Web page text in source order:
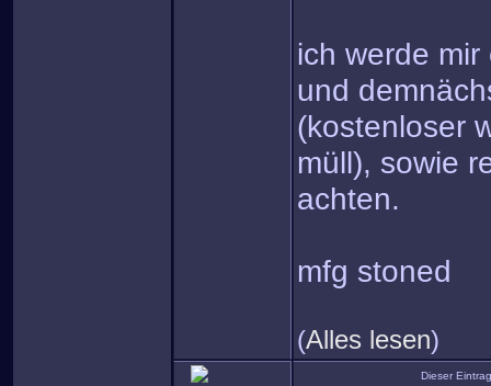
ich werde
und
(kostenloser
müll), sowie
achten.
mfg stoned
(Alles lesen)
Dieser